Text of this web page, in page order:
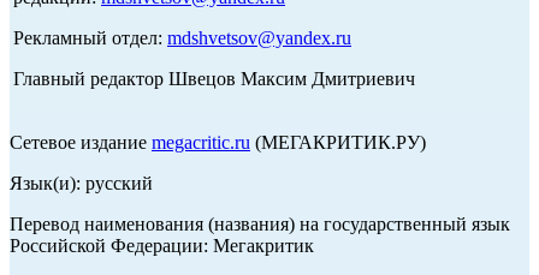
Рекламный отдел: mdshvetsov@yandex.ru
Главный редактор Швецов Максим Дмитриевич
Сетевое издание megacritic.ru (МЕГАКРИТИК.РУ)
Язык(и): русский
Перевод наименования (названия) на государственный язык
Российской Федерации: Мегакритик